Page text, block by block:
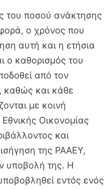
του ποσού ανάκτησης
ο χρόνος που
αυτή και η ετήσια
ο καθορισμός του
από τον
καθώς και κάθε
με κοινή
Οικονομίας
και
της ΡΑΑΕΥ,
υποβολή της. Η
εντός ενός